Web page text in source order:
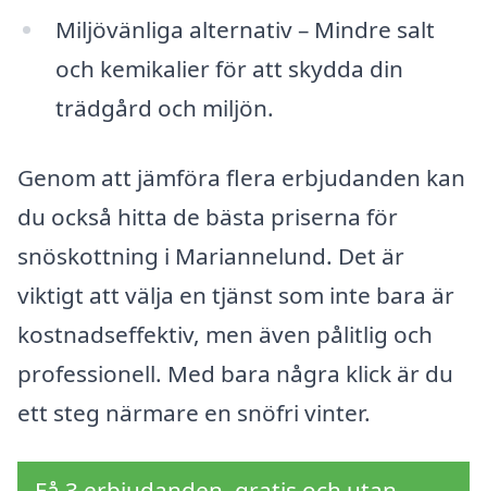
Miljövänliga alternativ – Mindre salt
och kemikalier för att skydda din
trädgård och miljön.
Genom att jämföra flera erbjudanden kan
du också hitta de bästa priserna för
snöskottning i Mariannelund. Det är
viktigt att välja en tjänst som inte bara är
kostnadseffektiv, men även pålitlig och
professionell. Med bara några klick är du
ett steg närmare en snöfri vinter.